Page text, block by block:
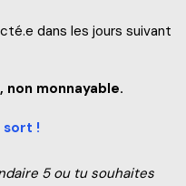
dans les jours suivant
monnayable.
sort !
5 ou tu souhaites